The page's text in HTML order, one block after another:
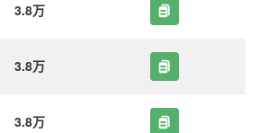
3.8万
3.8万
3.8万